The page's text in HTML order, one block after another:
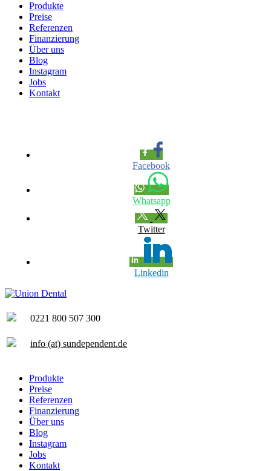
Produkte
Preise
Referenzen
Finanzierung
Über uns
Blog
Instagram
Jobs
Kontakt
Facebook
Whatsapp
Twitter
Linkedin
0221 800 507 300
info (at) sundependent.de
Produkte
Preise
Referenzen
Finanzierung
Über uns
Blog
Instagram
Jobs
Kontakt